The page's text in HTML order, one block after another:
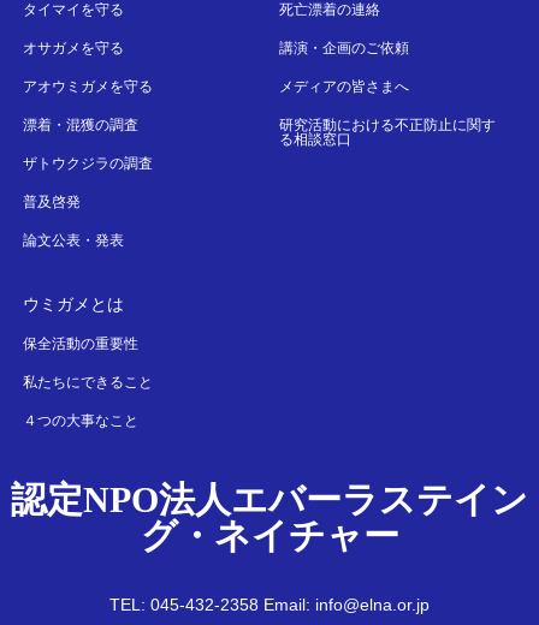
タイマイを守る
オサガメを守る
アオウミガメを守る
漂着・混獲の調査
ザトウクジラの調査
普及啓発
論文公表・発表
死亡漂着の連絡
講演・企画のご依頼
メディアの皆さまへ
研究活動における不正防止に関す
る相談窓口
ウミガメとは
保全活動の重要性
私たちにできること
４つの大事なこと
認定NPO法人エバーラステイン
グ・ネイチャー
TEL: 045-432-2358 Email: info@elna.or.jp